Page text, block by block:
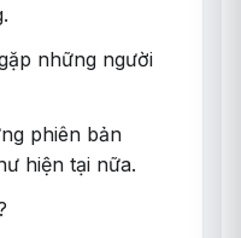
những người
phiên bản
hiện tại nữa.